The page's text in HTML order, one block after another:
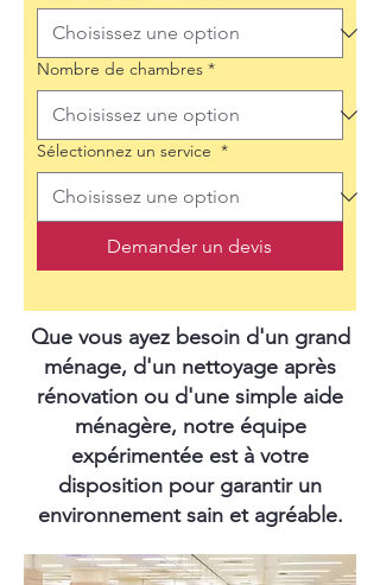
Nombre de chambres *
Sélectionnez un service *
Demander un devis
Que vous ayez besoin d'un grand
ménage, d'un nettoyage après
rénovation ou d'une simple aide
ménagère, notre équipe
expérimentée est à votre
disposition pour garantir un
environnement sain et agréable.